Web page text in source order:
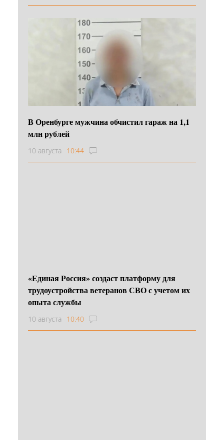
В Оренбурге мужчина обчистил гараж на 1,1
млн рублей
10 августа 10:44
«Единая Россия» создаст платформу для
трудоустройства ветеранов СВО с учетом их
опыта службы
10 августа 10:40